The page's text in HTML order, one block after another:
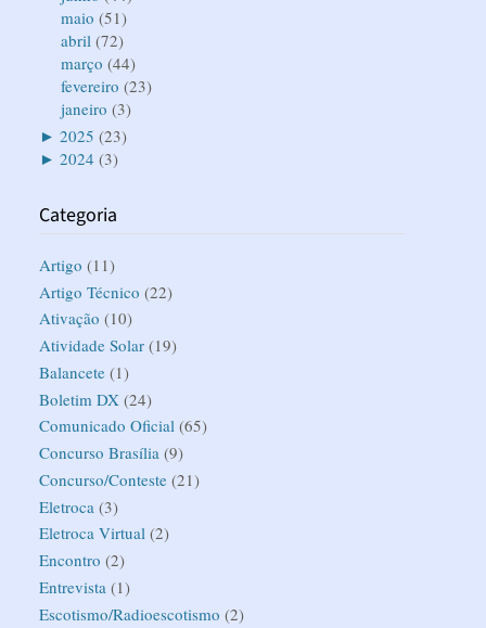
maio (51)
abril (72)
março (44)
fevereiro (23)
janeiro (3)
► 2025 (23)
► 2024 (3)
Categoria
Artigo (11)
Artigo Técnico (22)
Ativação (10)
Atividade Solar (19)
Balancete (1)
Boletim DX (24)
Comunicado Oficial (65)
Concurso Brasília (9)
Concurso/Conteste (21)
Eletroca (3)
Eletroca Virtual (2)
Encontro (2)
Entrevista (1)
Escotismo/Radioescotismo (2)